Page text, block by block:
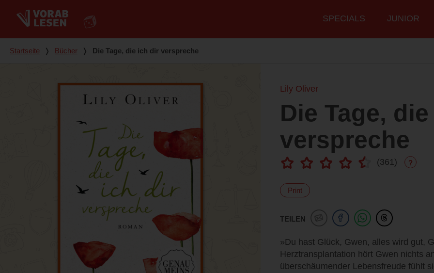
Hauptmenü
SPECIALS JUNIOR
Du bist hier
Startseite ❭ Bücher ❭ Die Tage, die ich dir verspreche
Lily Oliver
Die Tage,
verspreche
(361) ?
Print
TEILEN
»Du hast Glück, Gwen, alles wird gut,
Herztransplantation hört Gwen nichts
überschäumender Lebensfreude fühlt